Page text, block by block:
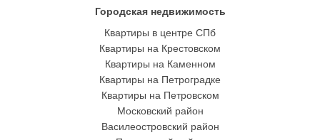
Городская недвижимость
Квартиры в центре СПб
Квартиры на Крестовском
Квартиры на Каменном
Квартиры на Петроградке
Квартиры на Петровском
Московский район
Василеостровский район